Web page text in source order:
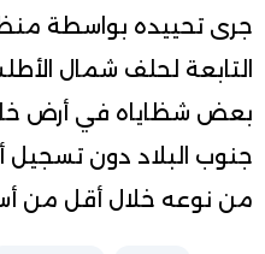
جرى تحييده بواسطة
التابعة لحلف شمال
بعض شظاياه في أرض
جنوب البلاد دون تسجيل
من نوعه خلال أقل من